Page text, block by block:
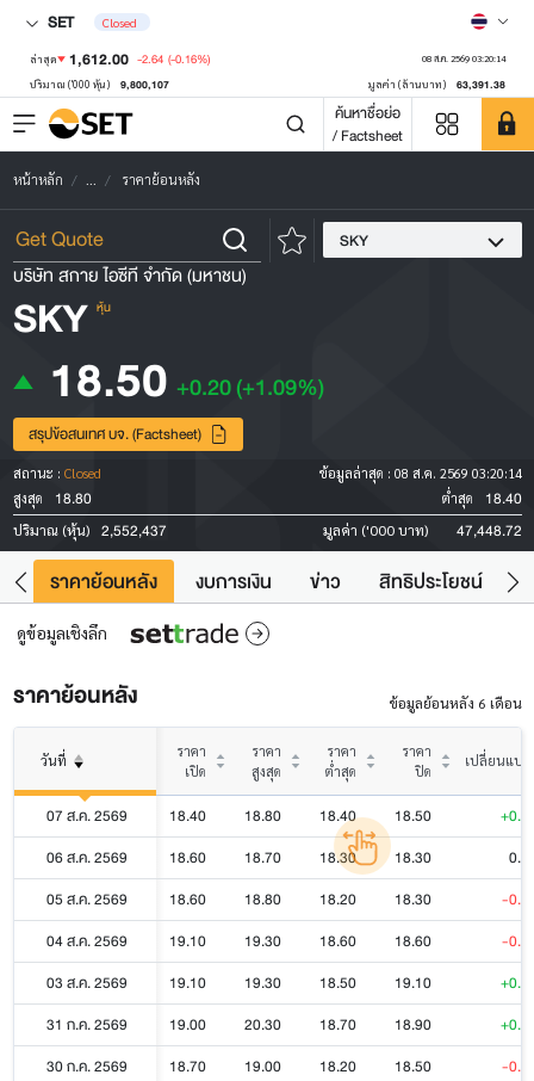
SET Closed
ล่าสุด 1,612.00 -2.64 (-0.16%) 08 ส.ค. 2569 03:20:14
ปริมาณ ('000 หุ้น) 9,800,107 มูลค่า (ล้านบาท) 63,391.38
ค้นหาชื่อย่อ
/ Factsheet
หน้าหลัก ... ราคาย้อนหลัง
SKY
บริษัท สกาย ไอซีที จำกัด (มหาชน)
SKY หุ้น
18.50 +0.20(+1.09%)
สรุปข้อสนเทศ บจ. (Factsheet)
สถานะ : Closed ข้อมูลล่าสุด : 08 ส.ค. 2569 03:20:14
สูงสุด
18.80 ต่ำสุด 18.40
ปริมาณ (หุ้น) 2,552,437 มูลค่า ('000 บาท) 47,448.72
ราคาย้อนหลัง งบการเงิน ข่าว สิทธิประโยชน์
ดูข้อมูลเชิงลึก
ราคาย้อนหลัง ข้อมูลย้อนหลัง 6 เดือน
วันที่
ราคา
เปิด
ราคา
สูงสุด
ราคา
ต่ำสุด
ราคา
ปิด
เปลี่ยนแปล
07 ส.ค. 2569 18.40 18.80 18.40 18.50
06 ส.ค. 2569
18.60 18.70 18.30 18.30
05 ส.ค. 2569
18.60 18.80 18.20 18.30
-
04 ส.ค. 2569
19.10 19.30 18.60 18.60
-
03 ส.ค. 2569
19.10 19.30 18.50 19.10
31 ก.ค. 2569
19.00 20.30 18.70 18.90
30 ก.ค. 2569
18.70 19.00 18.20 18.50
-